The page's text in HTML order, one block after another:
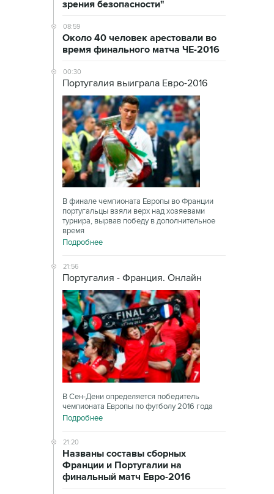
зрения безопасности"
08:59
Около 40 человек арестовали во
время финального матча ЧЕ-2016
00:30
Португалия выиграла Евро-2016
В финале чемпионата Европы во Франции
португальцы взяли верх над хозяевами
турнира, вырвав победу в дополнительное
время
Подробнее
21:56
Португалия - Франция. Онлайн
В Сен-Дени определяется победитель
чемпионата Европы по футболу 2016 года
Подробнее
21:20
Названы составы сборных
Франции и Португалии на
финальный матч Евро-2016